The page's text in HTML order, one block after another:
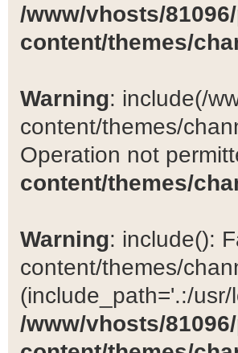
/www/vhosts/
content/themes/
Warning: include(/
content/themes/
Operation not
content/themes/
Warning: include():
content/themes/
(include_path='.:/
/www/vhosts/